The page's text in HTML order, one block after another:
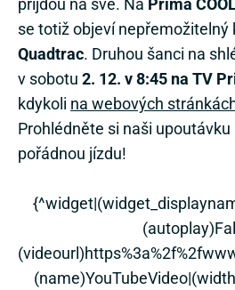
se totiž objeví nepřemožitelný
Quadtrac. Druhou šanci na
v sobotu 2. 12. v 8:45 na TV
kdykoli na webových
Prohlédněte si naši
pořádnou jízdu!